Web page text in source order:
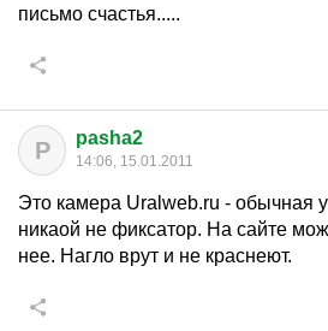
письмо счастья.....
P pasha2
14:06, 15.01.2011
Это камера Uralweb.ru - обычная
никаой не фиксатор. На сайте
нее. Нагло врут и не краснеют.